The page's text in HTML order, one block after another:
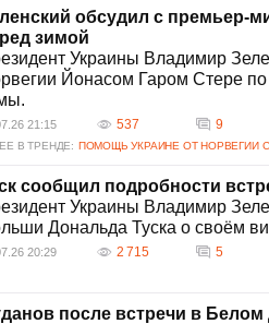
активно ищет пути для
страны, включая Францию и
Организации, как ООН, также
обсудил с премьер-
зимой
Украины Владимир
Йонасом Гаром Стере
21:15 537 9
В ТРЕНДЕ: ПОМОЩЬ УКРАИНЕ ОТ НОРВЕГИИ
сообщил подробности
Украины Владимир
Дональда Туска о своём
20:29 2 715 5
после встречи в